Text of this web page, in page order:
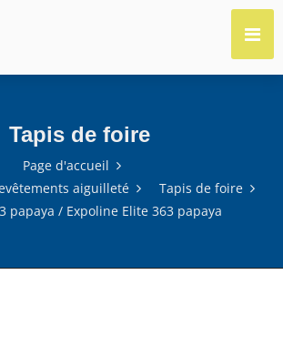
Tapis de foire
Page d'accueil
aiguilleté
Tapis de foire
papaya / Expoline Elite 363 papaya